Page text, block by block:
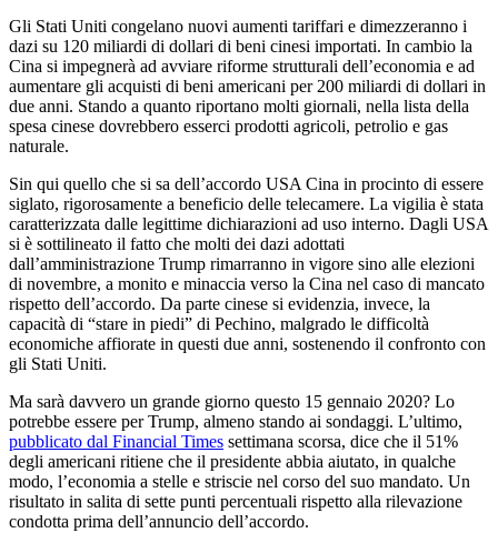
Gli Stati Uniti congelano nuovi aumenti tariffari e dimezzeranno i
dazi su 120 miliardi di dollari di beni cinesi importati. In cambio la
Cina si impegnerà ad avviare riforme strutturali dell’economia e ad
aumentare gli acquisti di beni americani per 200 miliardi di dollari in
due anni. Stando a quanto riportano molti giornali, nella lista della
spesa cinese dovrebbero esserci prodotti agricoli, petrolio e gas
naturale.
Sin qui quello che si sa dell’accordo USA Cina in procinto di essere
siglato, rigorosamente a beneficio delle telecamere. La vigilia è stata
caratterizzata dalle legittime dichiarazioni ad uso interno. Dagli USA
si è sottilineato il fatto che molti dei dazi adottati
dall’amministrazione Trump rimarranno in vigore sino alle elezioni
di novembre, a monito e minaccia verso la Cina nel caso di mancato
rispetto dell’accordo. Da parte cinese si evidenzia, invece, la
capacità di “stare in piedi” di Pechino, malgrado le difficoltà
economiche affiorate in questi due anni, sostenendo il confronto con
gli Stati Uniti.
Ma sarà davvero un grande giorno questo 15 gennaio 2020? Lo
potrebbe essere per Trump, almeno stando ai sondaggi. L’ultimo,
pubblicato dal Financial Times settimana scorsa, dice che il 51%
degli americani ritiene che il presidente abbia aiutato, in qualche
modo, l’economia a stelle e striscie nel corso del suo mandato. Un
risultato in salita di sette punti percentuali rispetto alla rilevazione
condotta prima dell’annuncio dell’accordo.